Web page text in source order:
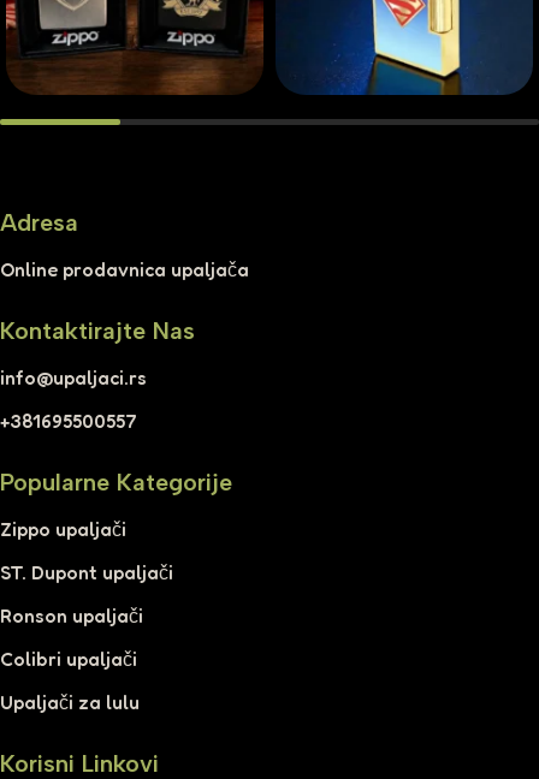
Adresa
Online prodavnica upaljača
Kontaktirajte Nas
info@upaljaci.rs
+381695500557
Popularne Kategorije
Zippo upaljači
ST. Dupont upaljači
Ronson upaljači
Colibri upaljači
Upaljači za lulu
Korisni Linkovi